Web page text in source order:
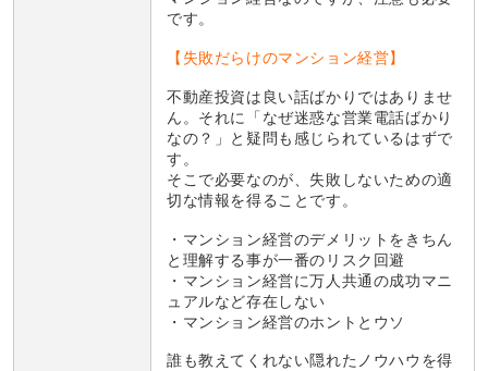
です。
【失敗だらけのマンション経営】
不動産投資は良い話ばかりではありませ
ん。それに「なぜ迷惑な営業電話ばかり
なの？」と疑問も感じられているはずで
す。
そこで必要なのが、失敗しないための適
切な情報を得ることです。
・マンション経営のデメリットをきちん
と理解する事が一番のリスク回避
・マンション経営に万人共通の成功マニ
ュアルなど存在しない
・マンション経営のホントとウソ
誰も教えてくれない隠れたノウハウを得